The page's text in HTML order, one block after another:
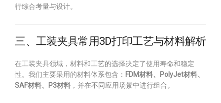
行综合考量与设计。
三、工装夹具常用3D打印工艺与材料解析
在工装夹具领域，材料和工艺的选择决定了使用寿命和稳定
性。我们主要采用的材料体系包含： FDM材料、PolyJet材料、
SAF材料、P3材料 ，并在不同应用场景中进行组合。